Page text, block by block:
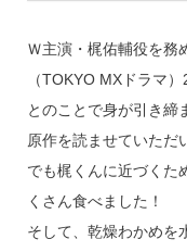
Ｗ主演・梶佑輔役を務
（TOKYO MXドラマ
とのことで身が引き締
原作を読ませていただ
でも梶くんに近づくた
くさん食べました！
そして、乾燥わかめを